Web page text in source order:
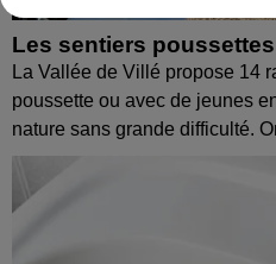
Les sentiers
La Vallée de Villé propose 14
poussette ou avec de jeunes
nature sans grande difficulté.